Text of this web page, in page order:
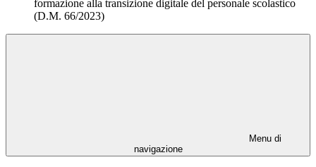
formazione alla transizione digitale del personale scolastico
(D.M. 66/2023)
Menu di
navigazione